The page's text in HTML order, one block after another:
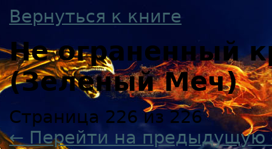
Вернуться к книге
Не ограненный
(Зеленый Меч)
Страница 226 из 226
← Перейти на предыдущую